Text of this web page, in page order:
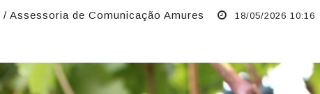
Assessoria de Comunicação Amures 18/05/2026 10:16